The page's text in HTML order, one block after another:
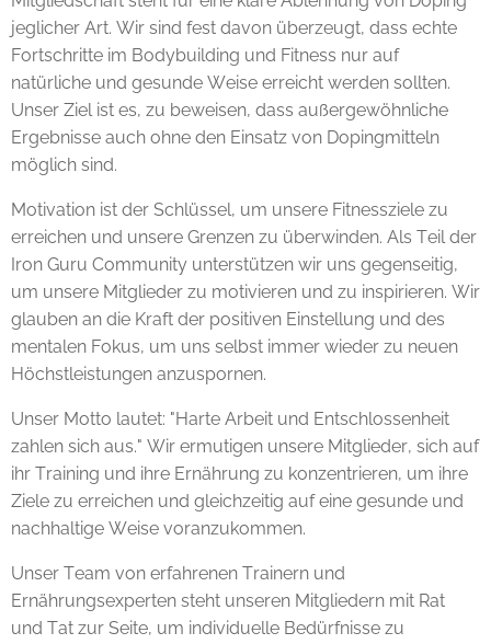
jeglicher Art. Wir sind fest davon überzeugt, dass echte
Fortschritte im Bodybuilding und Fitness nur auf
natürliche und gesunde Weise erreicht werden sollten.
Unser Ziel ist es, zu beweisen, dass außergewöhnliche
Ergebnisse auch ohne den Einsatz von Dopingmitteln
möglich sind.
Motivation ist der Schlüssel, um unsere Fitnessziele zu
erreichen und unsere Grenzen zu überwinden. Als Teil der
Iron Guru Community unterstützen wir uns gegenseitig,
um unsere Mitglieder zu motivieren und zu inspirieren. Wir
glauben an die Kraft der positiven Einstellung und des
mentalen Fokus, um uns selbst immer wieder zu neuen
Höchstleistungen anzuspornen.
Unser Motto lautet: "Harte Arbeit und Entschlossenheit
zahlen sich aus." Wir ermutigen unsere Mitglieder, sich auf
ihr Training und ihre Ernährung zu konzentrieren, um ihre
Ziele zu erreichen und gleichzeitig auf eine gesunde und
nachhaltige Weise voranzukommen.
Unser Team von erfahrenen Trainern und
Ernährungsexperten steht unseren Mitgliedern mit Rat
und Tat zur Seite, um individuelle Bedürfnisse zu